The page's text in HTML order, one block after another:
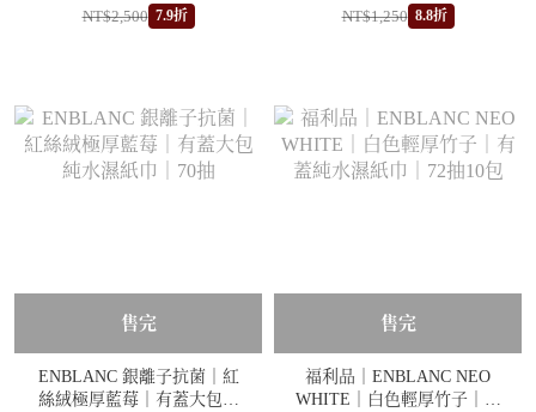
NT$2,500 7.9折
NT$1,250 8.8折
售完
ENBLANC 銀離子抗菌｜紅
絲絨極厚藍莓｜有蓋大包純
售完
福利品｜ENBLANC NEO
WHITE｜白色輕厚竹子｜有